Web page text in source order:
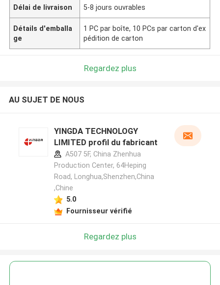
Délai de livraison 5-8 jours ouvrables
Détails d'emballa
ge
1 PC par boîte, 10 PCs par carton d'ex
pédition de carton
Regardez plus
AU SUJET DE NOUS
YINGDA TECHNOLOGY
LIMITED profil du fabricant
A507 5F, China Zhenhua
Production Center, 64Heping
Road, Longhua,Shenzhen,China
,Chine
5.0
Fournisseur vérifié
Regardez plus